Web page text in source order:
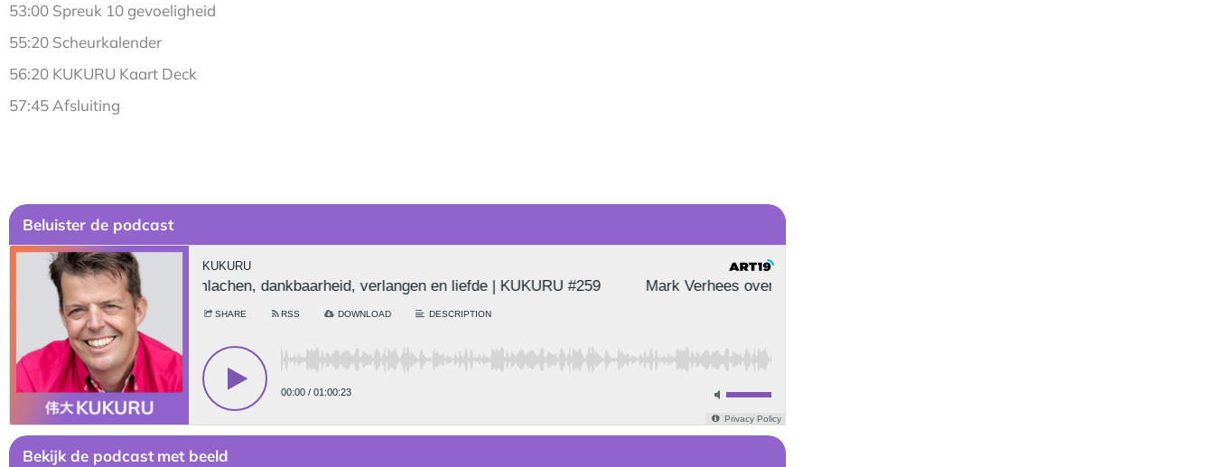
53:00 Spreuk 10 gevoeligheid
55:20 Scheurkalender
56:20 KUKURU Kaart Deck
57:45 Afsluiting
Beluister de podcast
Bekijk de podcast met beeld